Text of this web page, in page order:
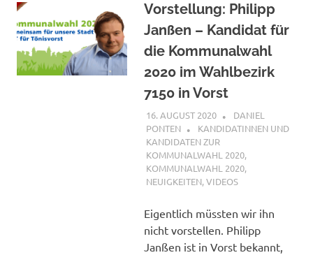
Vorstellung: Philipp
Janßen – Kandidat für
die Kommunalwahl
2020 im Wahlbezirk
7150 in Vorst
16. AUGUST 2020
DANIEL
PONTEN
KANDIDATINNEN UND
KANDIDATEN ZUR
KOMMUNALWAHL 2020,
KOMMUNALWAHL 2020,
NEUIGKEITEN,VIDEOS
Eigentlich müssten wir ihn
nicht vorstellen. Philipp
Janßen ist in Vorst bekannt,